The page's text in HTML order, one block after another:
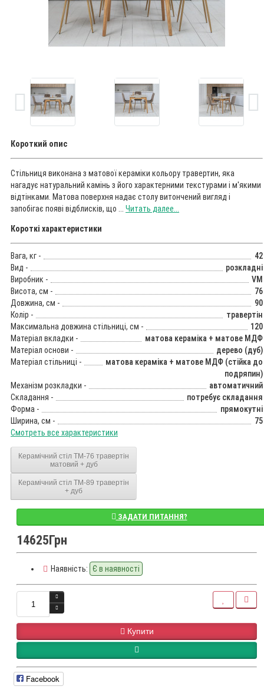
Короткий опис
Стільниця виконана з матової кераміки кольору травертин, яка
нагадує натуральний камінь з його характерними текстурами і м'якими
відтінками. Матова поверхня надає столу витончений вигляд і
запобігає появі відблисків, що ... Читать далее...
Короткі характеристики
Вага, кг -
42
Вид -
розкладні
Виробник -
VM
Висота, см -
76
Довжина, см -
90
Колір -
травертін
Максимальна довжина стільниці, см -
120
Матеріал вкладки -
матова кераміка + матове МДФ
Матеріал основи -
дерево (дуб)
Матеріал стільниці -
матова кераміка + матове МДФ (стійка до
подряпин)
Механізм розкладки -
автоматичний
Складання -
потребує складання
Форма -
прямокутні
Ширина, см -
75
Смотреть все характеристики
Керамічний стіл TM-76 травертін
матовий + дуб
Керамічний стіл TM-89 травертін
+ дуб
ЗАДАТИ ПИТАННЯ?
14625Грн
Наявність: Є в наявності
Купити
Facebook